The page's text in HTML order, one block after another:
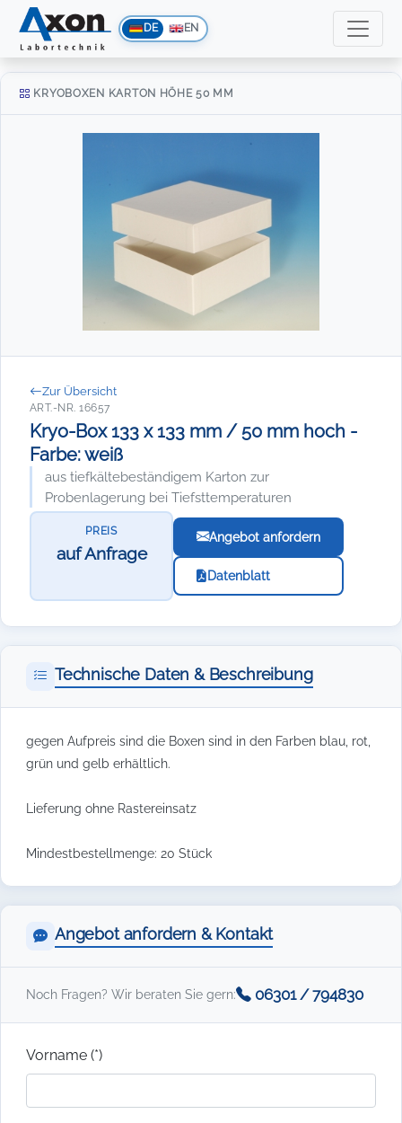
DE EN
KRYOBOXEN KARTON HÖHE 50 MM
Zur Übersicht
ART.-NR. 16657
Kryo-Box 133 x 133 mm / 50 mm hoch -
Farbe: weiß
aus tiefkältebeständigem Karton zur
Probenlagerung bei Tiefsttemperaturen
PREIS
auf Anfrage
Angebot anfordern
Datenblatt
Technische Daten & Beschreibung
gegen Aufpreis sind die Boxen sind in den Farben blau, rot,
grün und gelb erhältlich.
Lieferung ohne Rastereinsatz
Mindestbestellmenge: 20 Stück
Angebot anfordern & Kontakt
Noch Fragen? Wir beraten Sie gern: 06301 / 794830
Vorname (*)